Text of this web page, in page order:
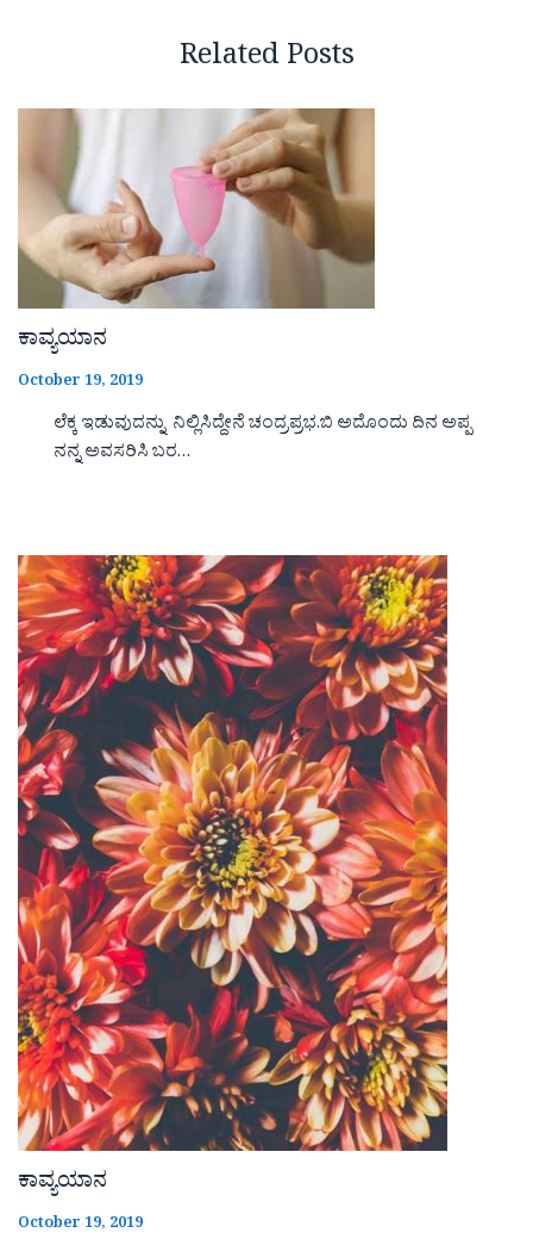
Related Posts
ಕಾವ್ಯಯಾನ
October 19, 2019
ಲೆಕ್ಕ ಇಡುವುದನ್ನು ನಿಲ್ಲಿಸಿದ್ದೇನೆ ಚಂದ್ರಪ್ರಭ.ಬಿ ಅದೊಂದು ದಿನ ಅಪ್ಪ
ನನ್ನ ಅವಸರಿಸಿ ಬರ…
ಕಾವ್ಯಯಾನ
October 19, 2019